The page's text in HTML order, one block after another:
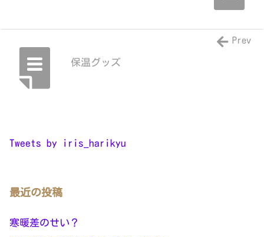
保温グッズ
Prev
Tweets by iris_harikyu
最近の投稿
寒暖差のせい？